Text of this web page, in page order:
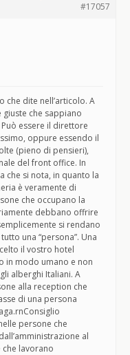
#17057
che dite nell’articolo. A
che sappiano
essere il direttore
oppure essendo il
(pieno di pensieri),
del front office. In
che si nota, in quanto la
è veramente di
che occupano la
debbano offrire
si rendano
una “persona”. Una
il vostro hotel
in modo umano e non
alberghi Italiani. A
alla reception che
di una persona
persone che
al
lavorano